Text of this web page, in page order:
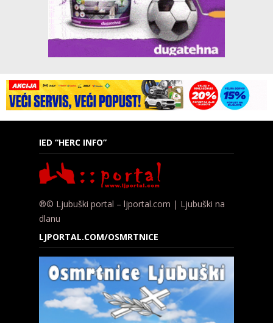
IED “HERC INFO”
®© Ljubuški portal – ljportal.com | Ljubuški na
dlanu
LJPORTAL.COM/OSMRTNICE